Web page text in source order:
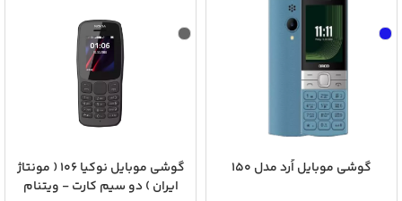
گوشی موبایل اُرد مدل 150
گوشی موبایل نوکیا 106 ( مونتاژ
ایران ) دو سیم‌ کارت - ویتنام